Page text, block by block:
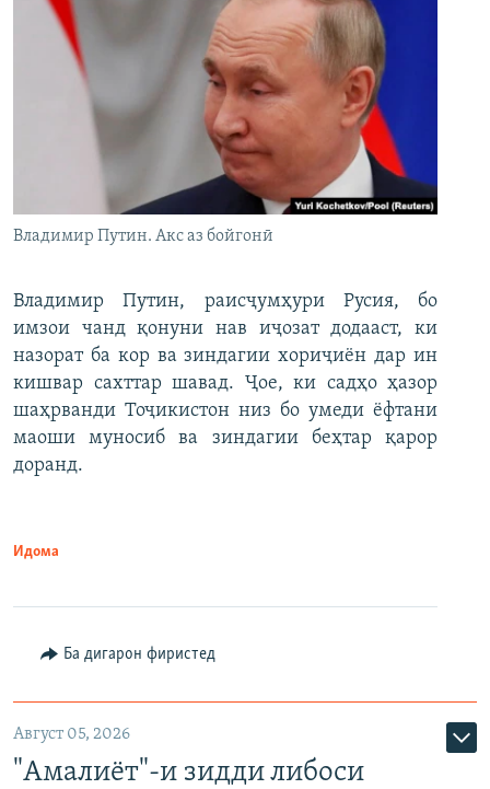
Владимир Путин. Акс аз бойгонӣ
Владимир Путин, раисҷумҳури Русия, бо
имзои чанд қонуни нав иҷозат додааст, ки
назорат ба кор ва зиндагии хориҷиён дар ин
кишвар сахттар шавад. Ҷое, ки садҳо ҳазор
шаҳрванди Тоҷикистон низ бо умеди ёфтани
маоши муносиб ва зиндагии беҳтар қарор
доранд.
Идома
Ба дигарон фиристед
Август 05, 2026
"Амалиёт"-и зидди либоси